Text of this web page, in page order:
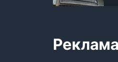
Реклама